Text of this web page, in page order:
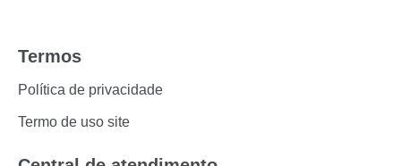
Termos
Política de privacidade
Termo de uso site